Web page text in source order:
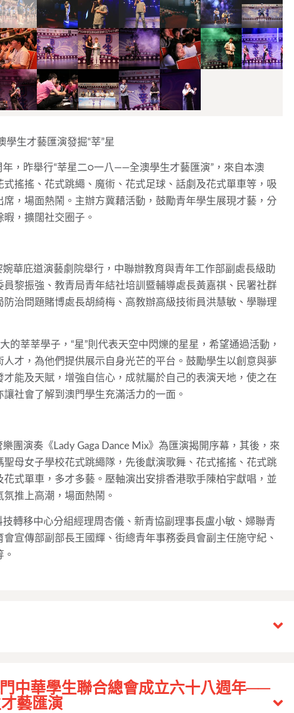
學生才藝匯演發掘“莘”星
年，昨舉行“莘星二○一八——全澳學生才藝匯演” ，來自本澳
搖搖、花式跳繩、魔術、花式足球、話劇及花式單車等，吸
，場面熱鬧。主辦方冀藉活動，鼓勵青年學生展現才藝，分
，擴闊社交圈子。
華庇道演藝劇院舉行，中聯辦教育與青年工作部副處長級助
黎振強、教青局青年結社培訓暨輔導處長黃嘉祺、民署社群
防治問題賭博處長胡綺梅、高教辦高級技術員洪慧敏、學聯理
的莘莘學子， “星”則代表天空中閃爍的星星，希望通過活動，
才，為他們提供展示自身光芒的平台。鼓勵學生以創意與夢
能及天賦，增強自信心，成就屬於自己的表演天地，使之在
社會了解到澳門學生充滿活力的一面。
樂團演奏《 Lady Gaga Dance Mix》為匯演揭開序幕，其後，來
聖母女子學校花式跳繩隊，先後獻演歌舞、花式搖搖、花式跳
式單車，多才多藝。壓軸演出安排香港歌手陳柏宇獻唱，並
推上高潮，場面熱鬧。
轉移中心分組經理周杏儀、新青協副理事長盧小敏、婦聯青
宣傳部副部長王國輝、街總青年事務委員會副主任施守紀、
門中華學生聯合總會成立六十八週年──
藝匯演